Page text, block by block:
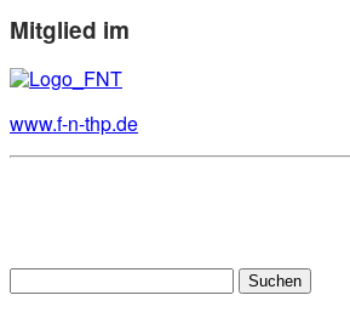
Mitglied im
www.f-n-thp.de